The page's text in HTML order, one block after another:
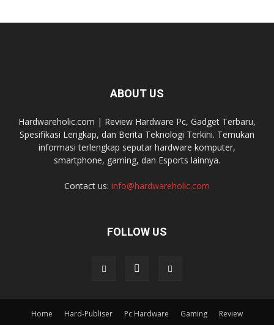
ABOUT US
Hardwareholic.com | Review Hardware Pc, Gadget Terbaru,
Spesifikasi Lengkap, dan Berita Teknologi Terkini. Temukan
informasi terlengkap seputar hardware komputer,
smartphone, gaming, dan Esports lainnya.
Contact us: info@hardwareholic.com
FOLLOW US
Home Hard-Publiser Pc Hardware Gaming Review